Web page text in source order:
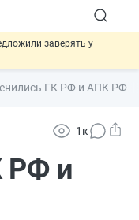
заверять у
в силу сегодня
в ТК РФ #новости
трудовых и ГПХ-
ГК РФ и АПК РФ
1к
РФ и